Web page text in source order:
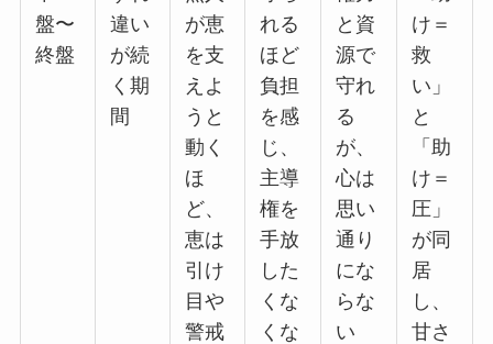
盤〜
終盤
違い
が続
く期
間
が恵
を支
えよ
うと
動く
ほ
ど、
恵は
引け
目や
警戒
れる
ほど
負担
を感
じ、
主導
権を
手放
した
くな
くな
と資
源で
守れ
る
が、
心は
思い
通り
にな
らな
い
け＝
救
い」
と
「助
け＝
圧」
が同
居
し、
甘さ